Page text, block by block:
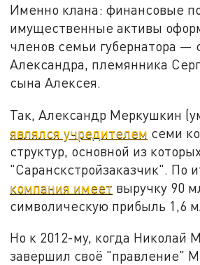
Именно клана: финансовые
имущественные активы
членов семьи губернатора —
Александра, племянника
сына Алексея.
Так, Александр Меркушкин
являлся учредителем семи
структур, основной из
"Саранскстройзаказчик". По
компания имеет выручку 90
символическую прибыль 1,6
Но к 2012-му, когда Николай
завершил своё "правление"